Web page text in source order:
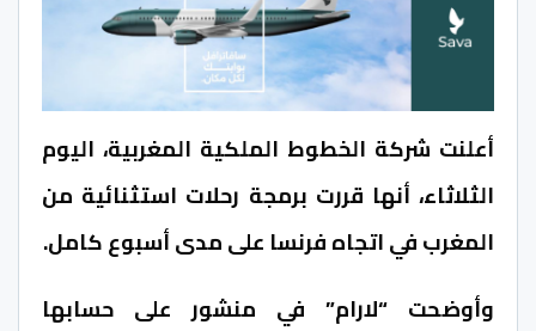
أعلنت شركة الخطوط الملكية المغربية، اليوم
الثلاثاء، أنها قررت برمجة رحلات استثنائية من
المغرب في اتجاه فرنسا على مدى أسبوع كامل.
وأوضحت “لارام” في منشور على حسابها